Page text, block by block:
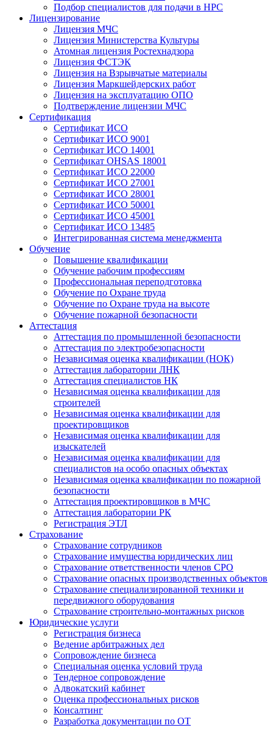
Подбор специалистов для подачи в НРС
Лицензирование
Лицензия МЧС
Лицензия Министерства Культуры
Атомная лицензия Ростехнадзора
Лицензия ФСТЭК
Лицензия на Взрывчатые материалы
Лицензия Маркшейдерских работ
Лицензия на эксплуатацию ОПО
Подтверждение лицензии МЧС
Сертификация
Сертификат ИСО
Сертификат ИСО 9001
Сертификат ИСО 14001
Сертификат OHSAS 18001
Сертификат ИСО 22000
Сертификат ИСО 27001
Сертификат ИСО 28001
Сертификат ИСО 50001
Сертификат ИСО 45001
Сертификат ИСО 13485
Интегрированная система менеджмента
Обучение
Повышение квалификации
Обучение рабочим профессиям
Профессиональная переподготовка
Обучение по Охране труда
Обучение по Охране труда на высоте
Обучение пожарной безопасности
Аттестация
Аттестация по промышленной безопасности
Аттестация по электробезопасности
Независимая оценка квалификации (НОК)
Аттестация лаборатории ЛНК
Аттестация специалистов НК
Независимая оценка квалификации для
строителей
Независимая оценка квалификации для
проектировщиков
Независимая оценка квалификации для
изыскателей
Независимая оценка квалификации для
специалистов на особо опасных объектах
Независимая оценка квалификации по пожарной
безопасности
Аттестация проектировщиков в МЧС
Аттестация лаборатории РК
Регистрация ЭТЛ
Страхование
Страхование сотрудников
Страхование имущества юридических лиц
Страхование ответственности членов СРО
Страхование опасных производственных объектов
Страхование специализированной техники и
передвижного оборудования
Страхование строительно-монтажных рисков
Юридические услуги
Регистрация бизнеса
Ведение арбитражных дел
Сопровождение бизнеса
Специальная оценка условий труда
Тендерное сопровождение
Адвокатский кабинет
Оценка профессиональных рисков
Консалтинг
Разработка документации по ОТ